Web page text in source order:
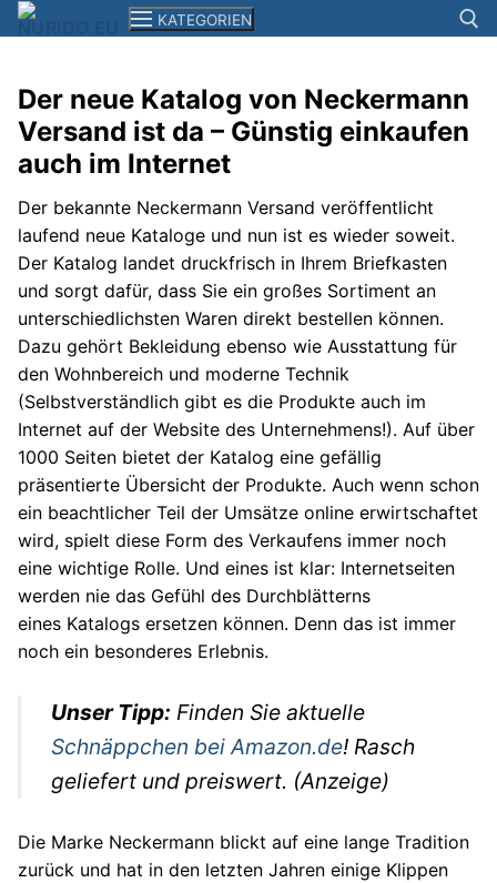
Zum
Inhalt
KATEGORIEN
Suchen
News
Smartphones+Tablets
Computer
Kameras
Elektronik
Reisen
Filme+Serien
Musik
Autos
Stars
Der neue Katalog von Neckermann
Versand ist da – Günstig einkaufen
auch im Internet
Der bekannte Neckermann Versand veröffentlicht
laufend neue Kataloge und nun ist es wieder soweit.
Der Katalog landet druckfrisch in Ihrem Briefkasten
und sorgt dafür, dass Sie ein großes Sortiment an
unterschiedlichsten Waren direkt bestellen können.
Dazu gehört Bekleidung ebenso wie Ausstattung für
den Wohnbereich und moderne Technik
(Selbstverständlich gibt es die Produkte auch im
Internet auf der Website des Unternehmens!). Auf über
1000 Seiten bietet der Katalog eine gefällig
präsentierte Übersicht der Produkte. Auch wenn schon
ein beachtlicher Teil der Umsätze online erwirtschaftet
wird, spielt diese Form des Verkaufens immer noch
eine wichtige Rolle. Und eines ist klar: Internetseiten
werden nie das Gefühl des Durchblätterns
eines Katalogs ersetzen können. Denn das ist immer
noch ein besonderes Erlebnis.
Unser Tipp: Finden Sie aktuelle
Schnäppchen bei Amazon.de! Rasch
geliefert und preiswert. (Anzeige)
Die Marke Neckermann blickt auf eine lange Tradition
zurück und hat in den letzten Jahren einige Klippen